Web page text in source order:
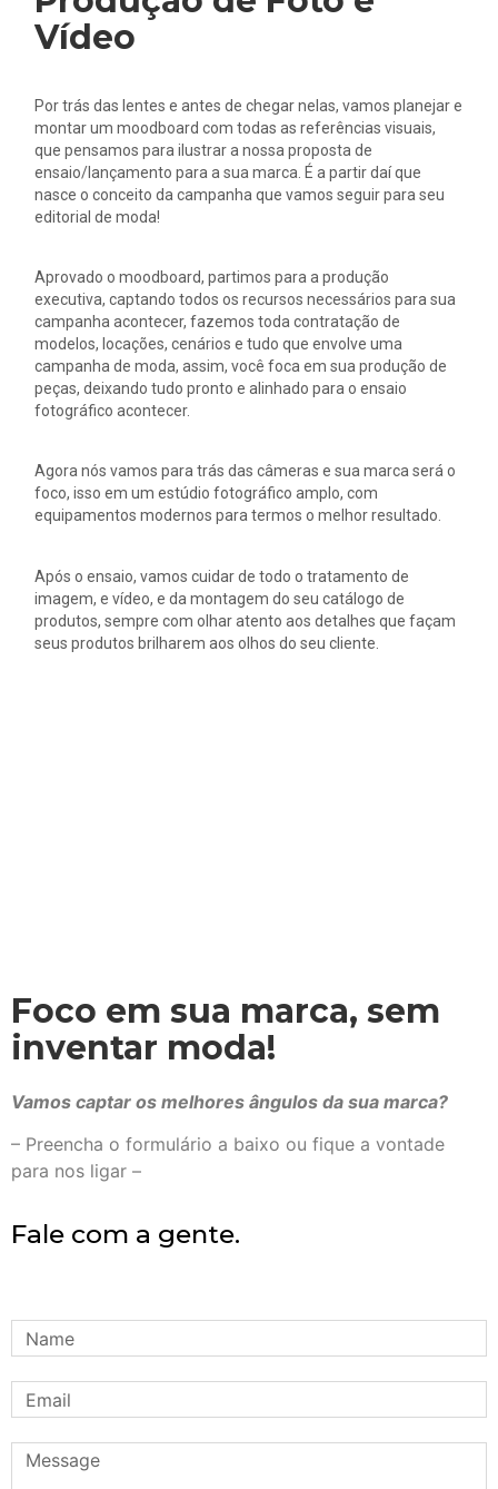
Vídeo
Por trás das lentes e antes de chegar nelas, vamos planejar e
montar um moodboard com todas as referências visuais,
que pensamos para ilustrar a nossa proposta de
ensaio/lançamento para a sua marca. É a partir daí que
nasce o conceito da campanha que vamos seguir para seu
editorial de moda!
Aprovado o moodboard, partimos para a produção
executiva, captando todos os recursos necessários para sua
campanha acontecer, fazemos toda contratação de
modelos, locações, cenários e tudo que envolve uma
campanha de moda, assim, você foca em sua produção de
peças, deixando tudo pronto e alinhado para o ensaio
fotográfico acontecer.
Agora nós vamos para trás das câmeras e sua marca será o
foco, isso em um estúdio fotográfico amplo, com
equipamentos modernos para termos o melhor resultado.
Após o ensaio, vamos cuidar de todo o tratamento de
imagem, e vídeo, e da montagem do seu catálogo de
produtos, sempre com olhar atento aos detalhes que façam
seus produtos brilharem aos olhos do seu cliente.
Foco em sua marca, sem
inventar moda!
Vamos captar os melhores ângulos da sua marca?
– Preencha o formulário a baixo ou fique a vontade
para nos ligar –
Fale com a gente.